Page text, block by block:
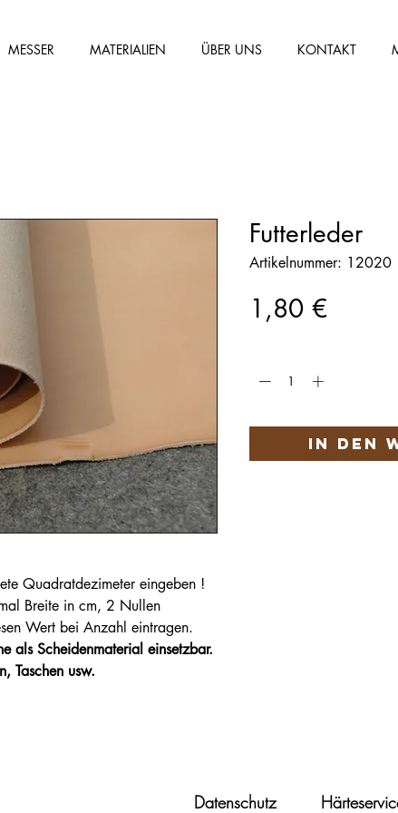
MESSER MATERIALIEN ÜBER UNS KONTAKT
Quadratdezimeter eingeben !
Breite in cm, 2 Nullen
Wert bei Anzahl eintragen.
als Scheidenmaterial einsetzbar.
Taschen usw.
Futterleder
Artikelnummer: 12020
1,80 €Preis
In den
Datenschutz